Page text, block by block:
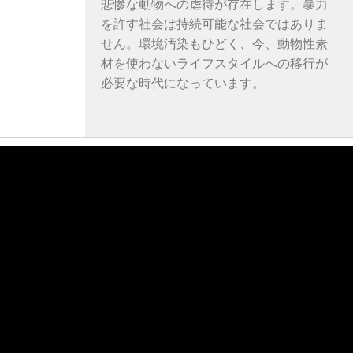
悲惨な動物への虐待が存在します。暴力
を許す社会は持続可能な社会ではありま
せん。環境汚染もひどく、今、動物性素
材を使わないライフスタイルへの移行が
必要な時代になっています。